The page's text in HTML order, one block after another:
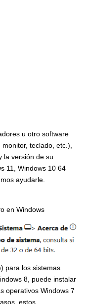
u otro software
teclado, etc.),
la versión de su
11, Windows 10 64
ayudarle.
en Windows
para los sistemas
8, puede instalar
operativos Windows 7
estos